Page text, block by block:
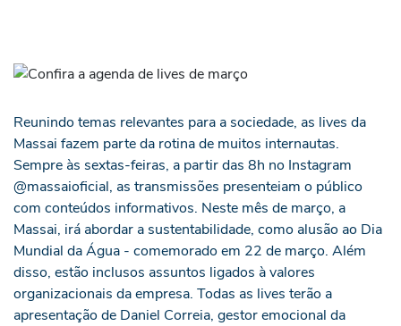
Reunindo temas relevantes para a sociedade, as lives da
Massai fazem parte da rotina de muitos internautas.
Sempre às sextas-feiras, a partir das 8h no Instagram
@massaioficial, as transmissões presenteiam o público
com conteúdos informativos. Neste mês de março, a
Massai, irá abordar a sustentabilidade, como alusão ao Dia
Mundial da Água - comemorado em 22 de março. Além
disso, estão inclusos assuntos ligados à valores
organizacionais da empresa. Todas as lives terão a
apresentação de Daniel Correia, gestor emocional da